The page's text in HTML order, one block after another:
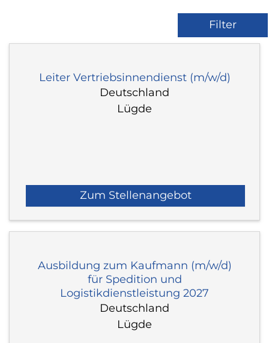
Filter
Leiter Vertriebsinnendienst (m/w/d)
Deutschland
Lügde
Zum Stellenangebot
Ausbildung zum Kaufmann (m/w/d)
für Spedition und
Logistikdienstleistung 2027
Deutschland
Lügde